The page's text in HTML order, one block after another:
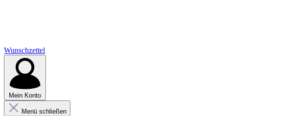
Wunschzettel
Mein Konto
Menü schließen